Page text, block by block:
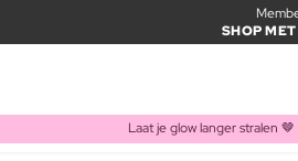
SHOP
Laat je glow langer stralen